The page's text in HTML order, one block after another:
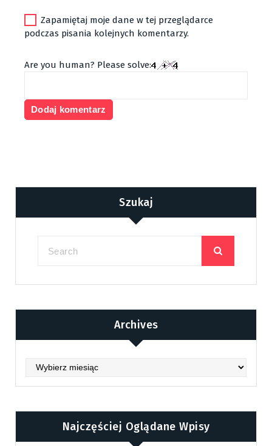
Zapamiętaj moje dane w tej przeglądarce
podczas pisania kolejnych komentarzy.
Are you human? Please solve:
Szukaj
Archives
Archives
Najczęściej Oglądane Wpisy